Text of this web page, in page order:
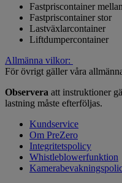
Fastpriscontainer mellan
Fastpriscontainer stor
Lastväxlarcontainer
Liftdumpercontainer
Allmänna vilkor:
För övrigt gäller våra
Observera att instruktioner
lastning måste efterföljas.
Kundservice
Om PreZero
Integritetspolicy
Whistleblowerfunktion